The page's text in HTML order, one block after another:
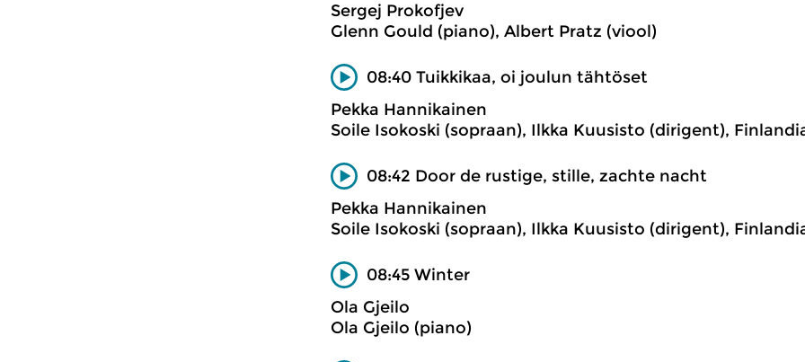
Sergej Prokofjev
Glenn Gould (piano), Albert Pratz (viool)
08:40 Tuikkikaa, oi joulun tähtöset
Pekka Hannikainen
Soile Isokoski (sopraan), Ilkka Kuusisto (dirigent),
08:42 Door de rustige, stille, zachte nacht
Pekka Hannikainen
Soile Isokoski (sopraan), Ilkka Kuusisto (dirigent),
08:45 Winter
Ola Gjeilo
Ola Gjeilo (piano)